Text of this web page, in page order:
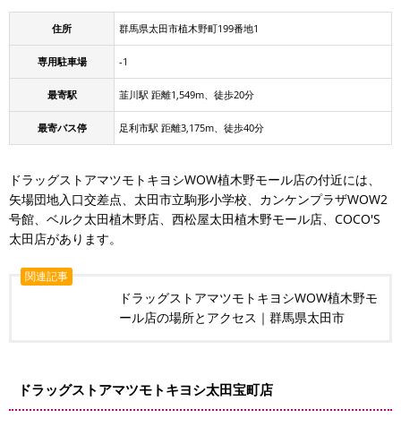
住所 群馬県太田市植木野町199番地1
専用駐車場 -1
最寄駅 韮川駅 距離1,549m、徒歩20分
最寄バス停 足利市駅 距離3,175m、徒歩40分
ドラッグストアマツモトキヨシWOW植木野モール店の付近には、
矢場団地入口交差点、太田市立駒形小学校、カンケンプラザWOW2
号館、ベルク太田植木野店、西松屋太田植木野モール店、COCO'S
太田店があります。
関連記事
ドラッグストアマツモトキヨシWOW植木野モ
ール店の場所とアクセス｜群馬県太田市
ドラッグストアマツモトキヨシ太田宝町店